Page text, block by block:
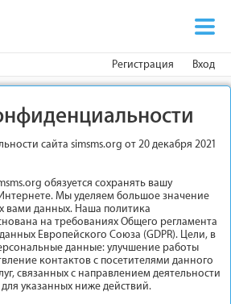
Вход
Регистрация
сайта simsms.org от 20 декабря 2021
обязуется сохранять вашу
Мы уделяем большое значение
вами данных. Наша политика
на требованиях Общего регламента
Европейского Союза (GDPR). Цели, в
данные: улучшение работы
контактов с посетителями данного
связанных с направлением деятельности
указанных ниже действий.